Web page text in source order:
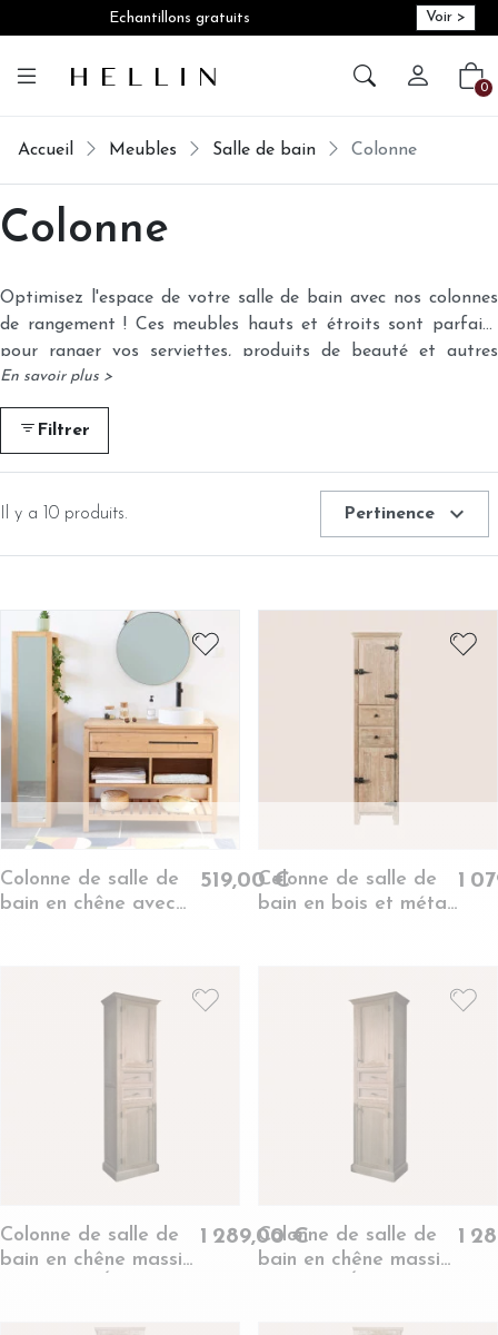
Echantillons gratuits Voir >
Créer 0
Accueil Meubles Salle de bain Colonne
Colonne
Optimisez l'espace de votre salle de bain avec nos colonnes
de rangement ! Ces meubles hauts et étroits sont parfaits
pour ranger vos serviettes, produits de beauté et autres
accessoires. Étagères ajustables, tiroirs et portes vous
permettent de personnaliser votre rangement à l'infini.
Disponibles dans une variété de styles (moderne,
contemporain, classique) et de matériaux (bois, mélaminé),
intérieurs. Gagnez en espace et en organisation tout en
ajoutant une touche d'élégance à votre salle de bain.
En savoir plus >
Filtrer
Il y a 10 produits. Pertinence expand_more
Colonne de salle de
bain en chêne avec
519,00 €Colonne de salle de
bain en bois et métal
1
Colonne de salle de
bain en chêne massif
1 289,00 €Colonne de salle de
bain en chêne massif
1